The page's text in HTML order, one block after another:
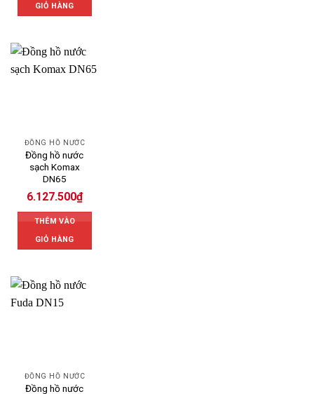
GIỎ HÀNG
ĐỒNG HỒ NƯỚC
Đồng hồ nước
sạch Komax
DN65
6.127.500₫
THÊM VÀO
GIỎ HÀNG
ĐỒNG HỒ NƯỚC
Đồng hồ nước